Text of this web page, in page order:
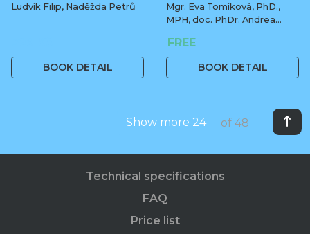
Ludvík Filip, Naděžda Petrů
BOOK DETAIL
Mgr. Eva Tomíková, PhD.,
MPH, doc. PhDr. Andrea
prof.
FREE
BOOK DETAIL
Show more 24 of 48
Technical specifications
FAQ
Price list